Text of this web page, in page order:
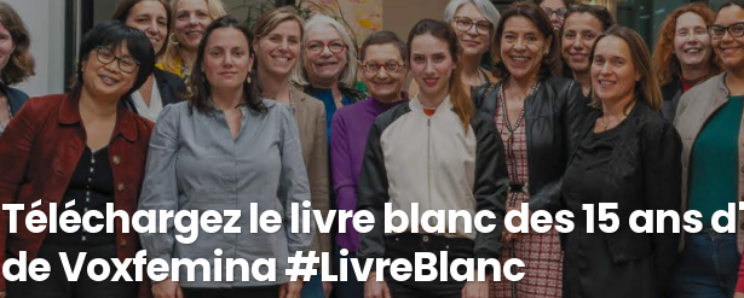
Téléchargez le livre blanc des 15 ans
de Voxfemina #LivreBlanc